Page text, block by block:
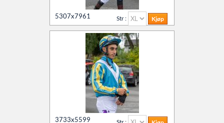
5307x7961 Str :
3733x5599 Str :